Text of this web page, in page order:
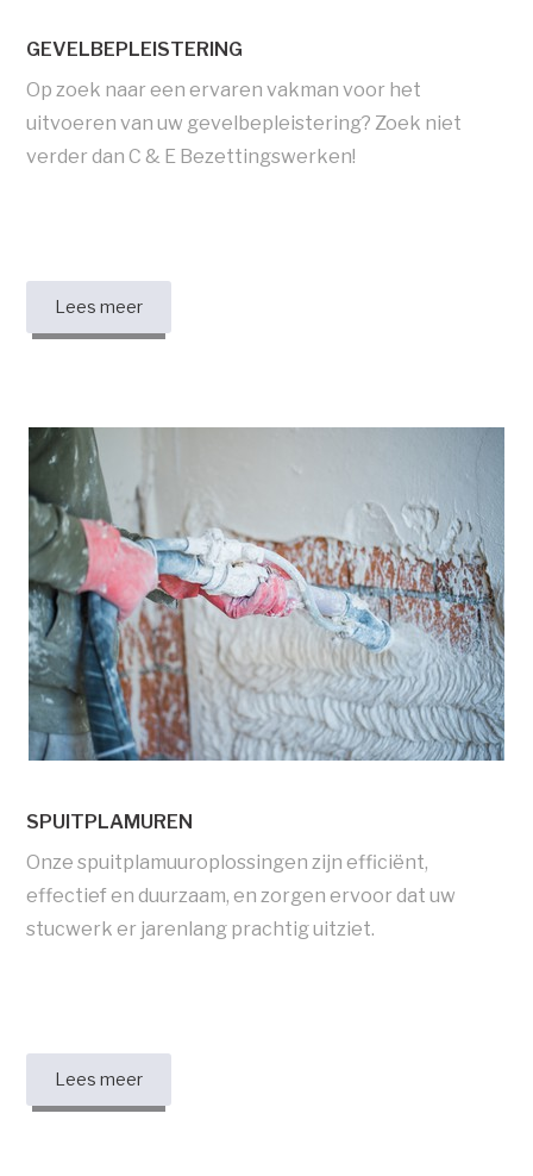
GEVELBEPLEISTERING
Op zoek naar een ervaren vakman voor het
uitvoeren van uw gevelbepleistering? Zoek niet
verder dan C & E Bezettingswerken!
Lees meer
SPUITPLAMUREN
Onze spuitplamuuroplossingen zijn efficiënt,
effectief en duurzaam, en zorgen ervoor dat uw
stucwerk er jarenlang prachtig uitziet.
Lees meer